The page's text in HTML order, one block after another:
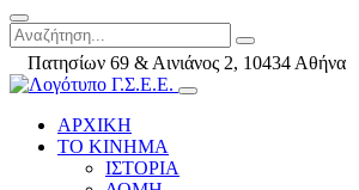
Πατησίων 69 & Αινιάνος 2, 10434 Αθήνα
ΑΡΧΙΚΗ
ΤΟ ΚΙΝΗΜΑ
ΙΣΤΟΡΙΑ